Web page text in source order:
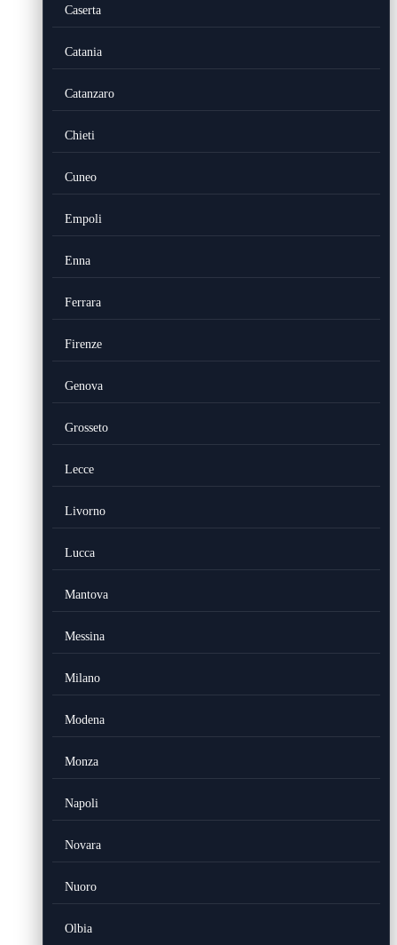
Caserta
Catania
Catanzaro
Chieti
Cuneo
Empoli
Enna
Ferrara
Firenze
Genova
Grosseto
Lecce
Livorno
Lucca
Mantova
Messina
Milano
Modena
Monza
Napoli
Novara
Nuoro
Olbia